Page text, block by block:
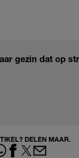
gezin dat op
DELEN MAAR.